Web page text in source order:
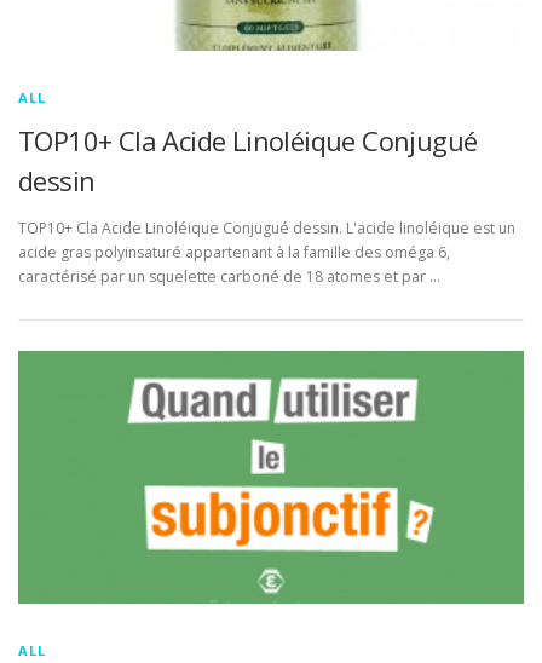
ALL
TOP10+ Cla Acide Linoléique Conjugué
dessin
TOP10+ Cla Acide Linoléique Conjugué dessin. L'acide linoléique est un
acide gras polyinsaturé appartenant à la famille des oméga 6,
caractérisé par un squelette carboné de 18 atomes et par …
ALL